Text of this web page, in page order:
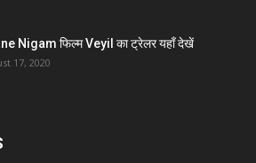
Nigam फिल्म Veyil का ट्रेलर यहाँ देखें
17, 2020